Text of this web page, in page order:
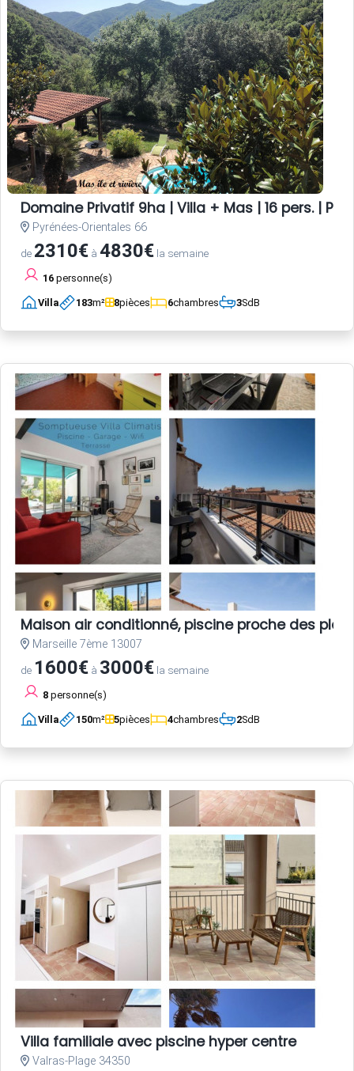
Domaine Privatif 9ha | Villa + Mas | 16 pers. |
Pyrénées-Orientales 66
de 2310€ à 4830€ la semaine
16 personne(s)
Villa 183m² 8pièces 6chambres 3SdB
Maison air conditionné, piscine proche des
Marseille 7ème 13007
de 1600€ à 3000€ la semaine
8 personne(s)
Villa 150m² 5pièces 4chambres 2SdB
Villa familiale avec piscine hyper centre
Valras-Plage 34350